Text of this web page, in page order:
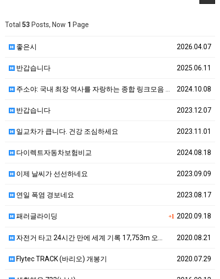
Total 53 Posts, Now 1 Page
2026.04.07
좋은시
2025.06.11
반갑습니다
2024.10.08
주소야: 국내 최장 역사를 자랑하는 종합 링크모음 사이…
2023.12.07
반갑습니다
2023.11.01
일교차가 큽니다. 건강 조심하세요
2024.08.18
다이렉트자동차보험비교
2023.09.09
이제 날씨가 선선하네요
2023.08.17
연일 폭염 경보네요
+1 2020.09.18
패러글라이딩
2020.08.21
자전거 타고 24시간 만에 세계 기록 17,753m 오…
2020.07.29
Flytec TRACK (바리오) 개봉기